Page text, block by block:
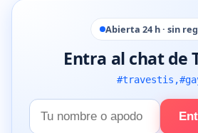
Abierta 24 h · sin
Entra al chat de
Tu
nombre